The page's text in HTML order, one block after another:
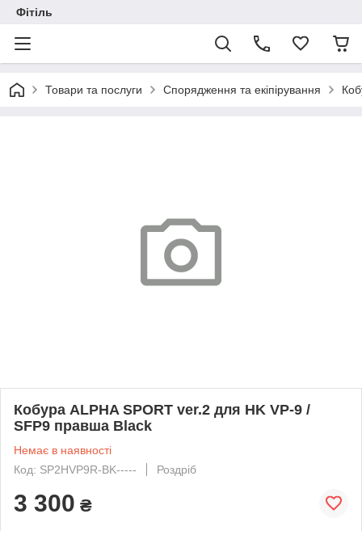
Фітіль
Товари та послуги Спорядження та екіпірування
Кобура ALPHA SPORT ver.2 для HK VP-9 /
SFP9 правша Black
Немає в наявності
Код: SP2HVP9R-BK-----
Роздріб
3 300 ₴